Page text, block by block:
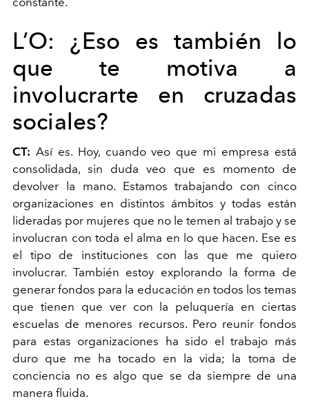
L’O: ¿Eso es también lo
que te motiva a
involucrarte en cruzadas
sociales?
CT: Así es. Hoy, cuando veo que mi empresa está
consolidada, sin duda veo que es momento de
devolver la mano. Estamos trabajando con cinco
organizaciones en distintos ámbitos y todas están
lideradas por mujeres que no le temen al trabajo y se
involucran con toda el alma en lo que hacen. Ese es
el tipo de instituciones con las que me quiero
involucrar. También estoy explorando la forma de
generar fondos para la educación en todos los temas
que tienen que ver con la peluquería en ciertas
escuelas de menores recursos. Pero reunir fondos
para estas organizaciones ha sido el trabajo más
duro que me ha tocado en la vida; la toma de
conciencia no es algo que se da siempre de una
manera fluida.